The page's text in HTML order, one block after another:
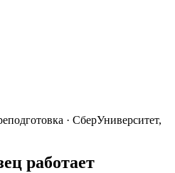
· СберУниверситет,
работает